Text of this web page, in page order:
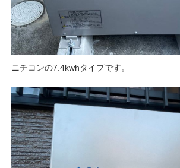
ニチコンの7.4kwhタイプです。